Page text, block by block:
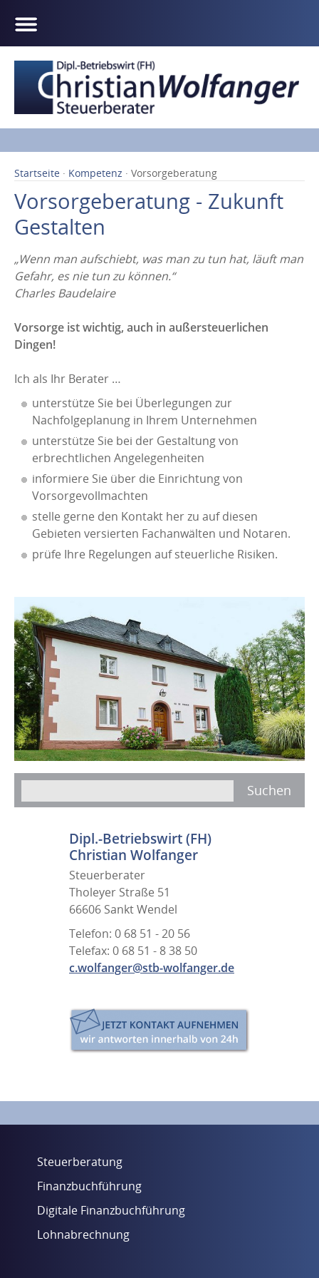
Startseite · Kompetenz · Vorsorgeberatung
Vorsorgeberatung - Zukunft
Gestalten
„Wenn man aufschiebt, was man zu tun hat, läuft man
Gefahr, es nie tun zu können.“
Charles Baudelaire
Vorsorge ist wichtig, auch in außersteuerlichen
Dingen!
Ich als Ihr Berater …
unterstütze Sie bei Überlegungen zur
Nachfolgeplanung in Ihrem Unternehmen
unterstütze Sie bei der Gestaltung von
erbrechtlichen Angelegenheiten
informiere Sie über die Einrichtung von
Vorsorgevollmachten
stelle gerne den Kontakt her zu auf diesen
Gebieten versierten Fachanwälten und Notaren.
prüfe Ihre Regelungen auf steuerliche Risiken.
Dipl.-Betriebswirt (FH)
Christian Wolfanger
Steuerberater
Tholeyer Straße 51
66606 Sankt Wendel
Telefon: 0 68 51 - 20 56
Telefax: 0 68 51 - 8 38 50
c.wolfanger@stb-wolfanger.de
Steuerberatung
Finanzbuchführung
Digitale Finanzbuchführung
Lohnabrechnung